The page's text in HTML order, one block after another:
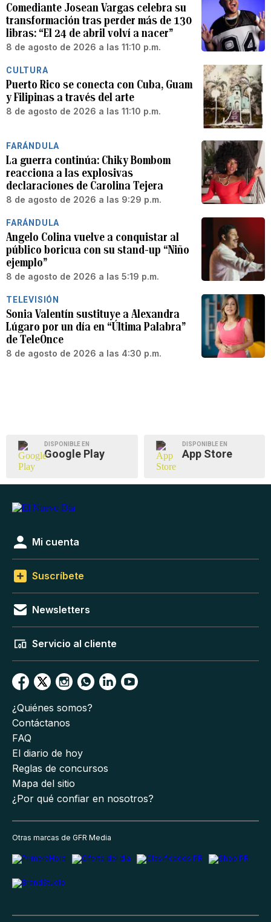
Comediante Josean Vargas celebra su
transformación tras perder más de 130
libras: “El 24 de abril volví a nacer”
8 de agosto de 2026 a las 11:10 p.m.
CULTURA
Puerto Rico se conecta con Cuba, Guam
y Filipinas a través del arte
8 de agosto de 2026 a las 11:10 p.m.
FARÁNDULA
La guerra continúa: Chiky Bombom
reacciona a las explosivas
declaraciones de Carolina Tejera
8 de agosto de 2026 a las 9:29 p.m.
FARÁNDULA
Angelo Colina vuelve a conquistar al
público boricua con su stand-up “Niño
ejemplo”
8 de agosto de 2026 a las 5:19 p.m.
TELEVISIÓN
Sonia Valentín sustituye a Alexandra
Lúgaro por un día en “Última Palabra”
de TeleOnce
8 de agosto de 2026 a las 4:30 p.m.
DISPONIBLE EN
Google Play
DISPONIBLE EN
App Store
Mi cuenta
Suscríbete
Newsletters
Servicio al cliente
¿Quiénes somos?
Contáctanos
FAQ
El diario de hoy
Reglas de concursos
Mapa del sitio
¿Por qué confiar en nosotros?
Otras marcas de GFR Media